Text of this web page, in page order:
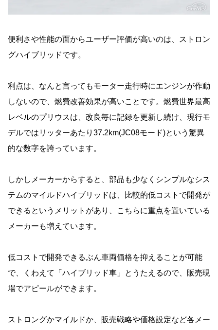
便利さや性能の面からユーザー評価が高いのは、ストロン
グハイブリッドです。
利点は、なんと言ってもモーター走行時にエンジンが作動
しないので、燃費改善効果が高いことです。燃費世界最高
レベルのプリウスは、改良毎に記録を更新し続け、現行モ
デルではリッターあたり37.2km(JC08モード)という驚異
的な数字を誇っています。
しかしメーカーからすると、部品も少なくシンプルなシス
テムのマイルドハイブリッドは、比較的低コストで開発が
できるというメリットがあり、こちらに重点を置いている
メーカーも増えています。
低コストで開発できるぶん車両価格を抑えることが可能
で、くわえて「ハイブリッド車」とうたえるので、販売現
場でアピールができます。
ストロングかマイルドか、販売戦略や価格設定など各メー